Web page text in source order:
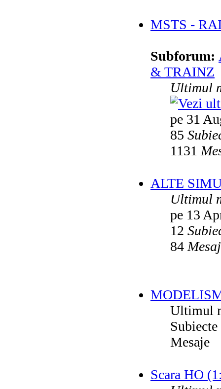
MSTS -
Subforum:
& TRAINZ
Ultimul
pe 31
85
1131
ALTE
Ultimul
pe 13
12
84
Ultimul
Subiecte
Mesaje
Scara HO